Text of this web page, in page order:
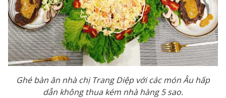
Ghé bàn ăn nhà chị Trang Diệp với các món Âu hấp
dẫn không thua kém nhà hàng 5 sao.